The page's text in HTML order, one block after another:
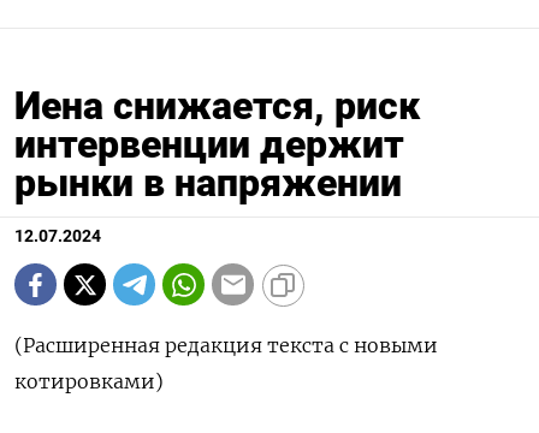
Иена снижается, риск
интервенции держит
рынки в напряжении
12.07.2024
(Расширенная редакция текста с новыми
котировками)